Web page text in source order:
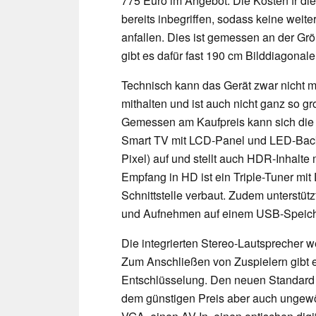
bereits inbegriffen, sodass keine
anfallen. Dies ist gemessen an der
gibt es dafür fast 190 cm
Technisch kann das Gerät zwar nicht
mithalten und ist auch nicht ganz so
Gemessen am Kaufpreis kann sich
Smart TV mit LCD-Panel und LED-
Pixel) auf und stellt auch HDR-Inhalte
Empfang in HD ist ein Triple-Tuner
Schnittstelle verbaut. Zudem
und Aufnehmen auf einem USB-
Die integrierten Stereo-Lautsprecher
Zum Anschließen von Zuspielern gibt
Entschlüsselung. Den neuen
dem günstigen Preis aber auch